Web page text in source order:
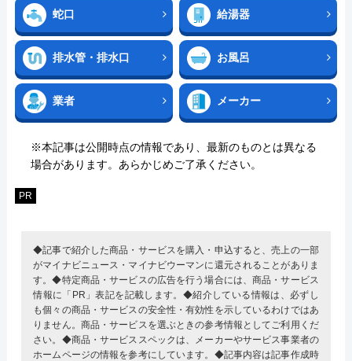
蛇口 給湯器
排水管・排水口 お風呂
業者 メーカー
※本記事は公開時点の情報であり、最新のものとは異なる
場合があります。あらかじめご了承ください。
PR
◆記事で紹介した商品・サービスを購入・申込すると、売上の一部
がマイナビニュース・マイナビウーマンに還元されることがありま
す。◆特定商品・サービスの広告を行う場合には、商品・サービス
情報に「PR」表記を記載します。◆紹介している情報は、必ずし
も個々の商品・サービスの安全性・有効性を示しているわけではあ
りません。商品・サービスを選ぶときの参考情報としてご利用くだ
さい。◆商品・サービススペックは、メーカーやサービス事業者の
ホームページの情報を参考にしています。◆記事内容は記事作成時